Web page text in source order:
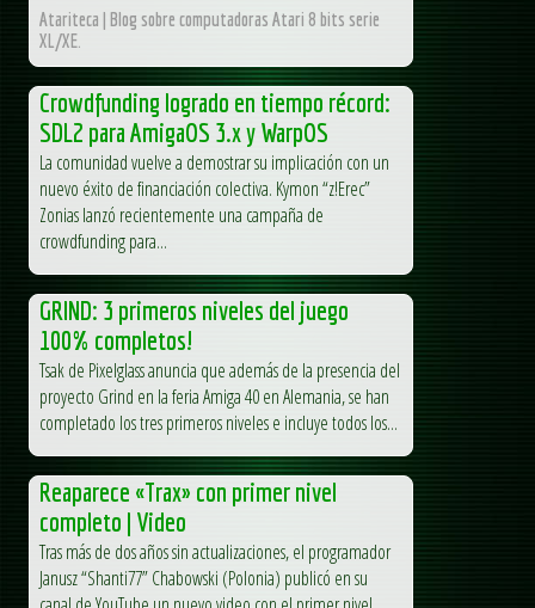
Atariteca | Blog sobre computadoras Atari 8 bits serie
XL/XE.
Crowdfunding logrado en tiempo récord:
SDL2 para AmigaOS 3.x y WarpOS
La comunidad vuelve a demostrar su implicación con un
nuevo éxito de financiación colectiva. Kymon “z!Erec”
Zonias lanzó recientemente una campaña de
crowdfunding para...
GRIND: 3 primeros niveles del juego
100% completos!
Tsak de Pixelglass anuncia que además de la presencia del
proyecto Grind en la feria Amiga 40 en Alemania, se han
completado los tres primeros niveles e incluye todos los...
Reaparece «Trax» con primer nivel
completo | Video
Tras más de dos años sin actualizaciones, el programador
Janusz “Shanti77” Chabowski (Polonia) publicó en su